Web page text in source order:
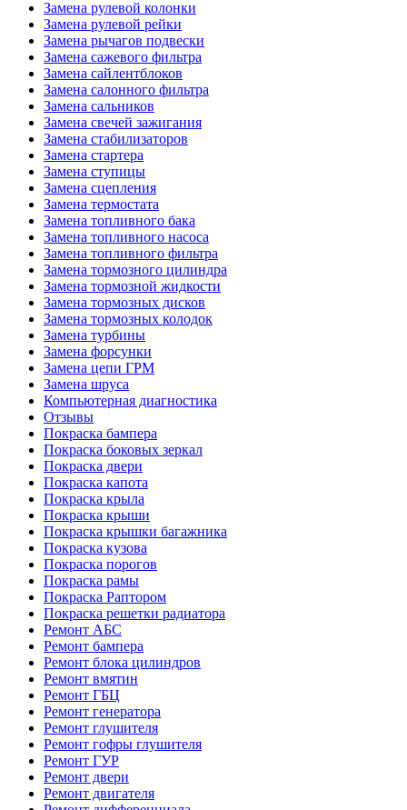
Замена рулевой колонки
Замена рулевой рейки
Замена рычагов подвески
Замена сажевого фильтра
Замена сайлентблоков
Замена салонного фильтра
Замена сальников
Замена свечей зажигания
Замена стабилизаторов
Замена стартера
Замена ступицы
Замена сцепления
Замена термостата
Замена топливного бака
Замена топливного насоса
Замена топливного фильтра
Замена тормозного цилиндра
Замена тормозной жидкости
Замена тормозных дисков
Замена тормозных колодок
Замена турбины
Замена форсунки
Замена цепи ГРМ
Замена шруса
Компьютерная диагностика
Отзывы
Покраска бампера
Покраска боковых зеркал
Покраска двери
Покраска капота
Покраска крыла
Покраска крыши
Покраска крышки багажника
Покраска кузова
Покраска порогов
Покраска рамы
Покраска Раптором
Покраска решетки радиатора
Ремонт АБС
Ремонт бампера
Ремонт блока цилиндров
Ремонт вмятин
Ремонт ГБЦ
Ремонт генератора
Ремонт глушителя
Ремонт гофры глушителя
Ремонт ГУР
Ремонт двери
Ремонт двигателя